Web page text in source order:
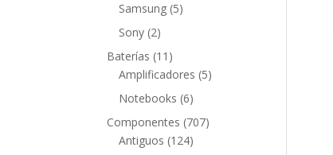
Samsung 55
Sony 22
productos
Baterías 11 11
productos
Amplificadores 55
Notebooks 66
productos
Componentes 707707
Antiguos 124124